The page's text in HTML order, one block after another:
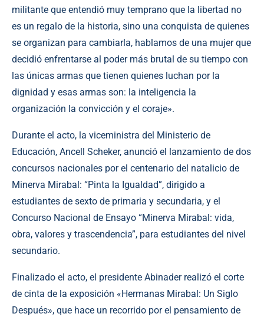
militante que entendió muy temprano que la libertad no
es un regalo de la historia, sino una conquista de quienes
se organizan para cambiarla, hablamos de una mujer que
decidió enfrentarse al poder más brutal de su tiempo con
las únicas armas que tienen quienes luchan por la
dignidad y esas armas son: la inteligencia la
organización la convicción y el coraje».
Durante el acto, la viceministra del Ministerio de
Educación, Ancell Scheker, anunció el lanzamiento de dos
concursos nacionales por el centenario del natalicio de
Minerva Mirabal: “Pinta la Igualdad”, dirigido a
estudiantes de sexto de primaria y secundaria, y el
Concurso Nacional de Ensayo “Minerva Mirabal: vida,
obra, valores y trascendencia”, para estudiantes del nivel
secundario.
Finalizado el acto, el presidente Abinader realizó el corte
de cinta de la exposición «Hermanas Mirabal: Un Siglo
Después», que hace un recorrido por el pensamiento de